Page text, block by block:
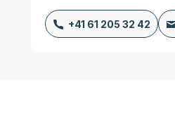
+41 61 205 32 42